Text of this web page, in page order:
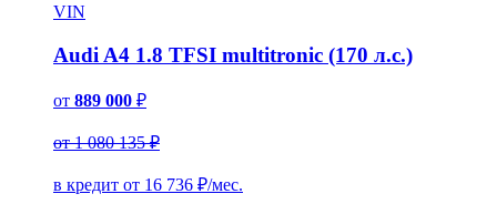
VIN
Audi A4 1.8 TFSI multitronic (170 л.с.)
от 889 000 ₽
от 1 080 135 ₽
в кредит от 16 736 ₽/мес.